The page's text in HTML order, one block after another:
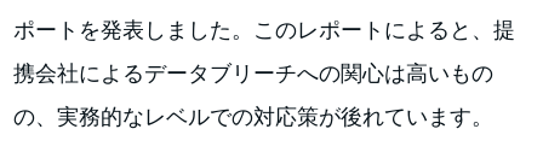
ポートを発表しました。このレポートによると、提
携会社によるデータブリーチへの関心は高いもの
の、実務的なレベルでの対応策が後れています。